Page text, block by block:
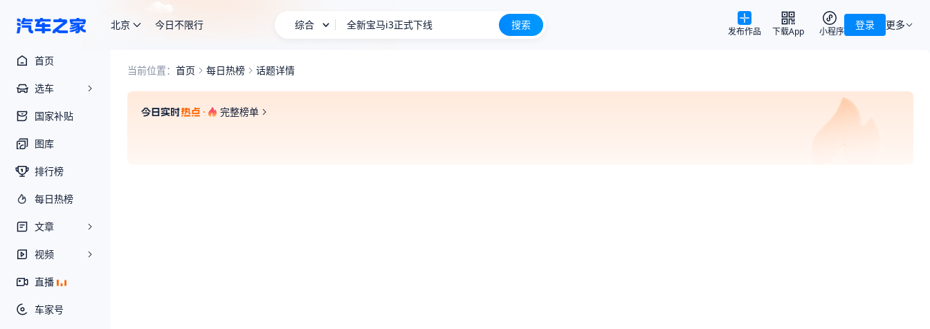
北京 今日不限行 综合 全新宝马i3正式下线 搜索 更多
登录
发布作品 下载App 小程序
首页
选车
国家补贴
图库
排行榜
每日热榜
文章
视频
直播
车家号
当前位置： 首页 每日热榜 话题详情
完整榜单